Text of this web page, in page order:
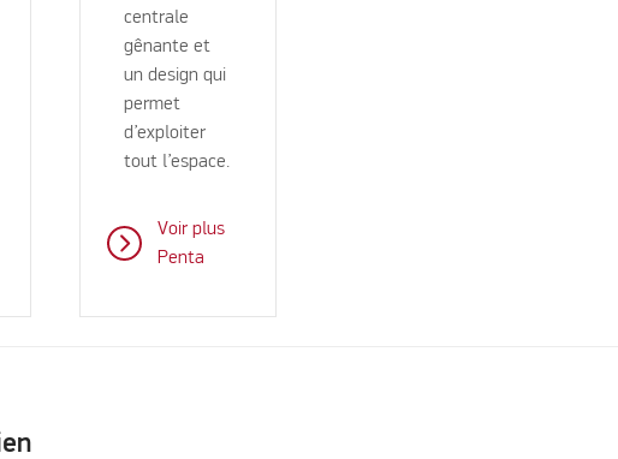
centrale
gênante et
un design qui
permet
d’exploiter
tout l’espace.
Voir plus
Penta